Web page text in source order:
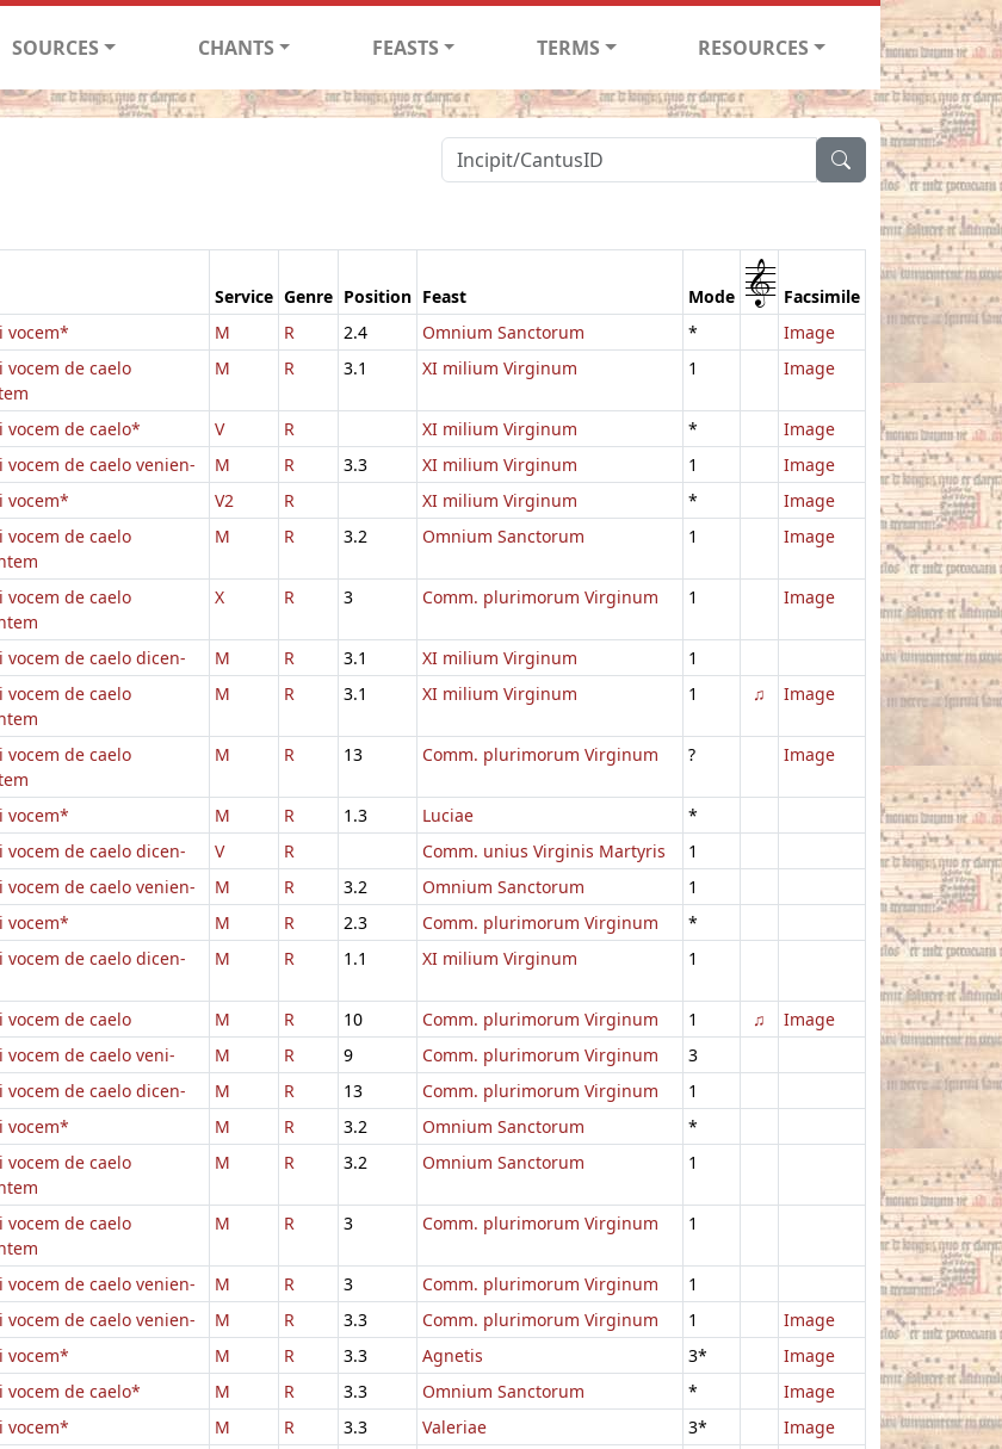
SOURCES CHANTS FEASTS TERMS RESOURCES
Service Genre Position Feast Mode 1 Facsimile
vocem* M R 2.4 Omnium Sanctorum *
Image
vocem de caelo
M R 3.1 XI milium Virginum 1 Image
vocem de caelo* V R XI milium Virginum *
Image
vocem de caelo venien- M R 3.3 XI milium Virginum 1
Image
vocem* V2 R XI milium Virginum *
Image
vocem de caelo
M R 3.2 Omnium Sanctorum 1 Image
vocem de caelo
X R 3 Comm. plurimorum Virginum 1 Image
vocem de caelo dicen- M R 3.1 XI milium Virginum
1
vocem de caelo
M R 3.1 XI milium Virginum 1 ♫ Image
vocem de caelo
M R 13 Comm. plurimorum Virginum ? Image
vocem* M R 1.3 Luciae
*
vocem de caelo dicen- V R Comm. unius Virginis Martyris
1
vocem de caelo venien- M R 3.2 Omnium Sanctorum
1
vocem* M R 2.3 Comm. plurimorum Virginum
*
vocem de caelo dicen- M R 1.1 XI milium Virginum 1
vocem de caelo M R 10 Comm. plurimorum Virginum 1 ♫
Image
vocem de caelo veni- M R 9 Comm. plurimorum Virginum
3
vocem de caelo dicen- M R 13 Comm. plurimorum Virginum
1
vocem* M R 3.2 Omnium Sanctorum
*
vocem de caelo
M R 3.2 Omnium Sanctorum 1
vocem de caelo
M R 3 Comm. plurimorum Virginum 1
vocem de caelo venien- M R 3 Comm. plurimorum Virginum
1
vocem de caelo venien- M R 3.3 Comm. plurimorum Virginum 1
Image
vocem* M R 3.3 Agnetis 3*
Image
vocem de caelo* M R 3.3 Omnium Sanctorum *
Image
vocem* M R 3.3 Valeriae 3*
Image